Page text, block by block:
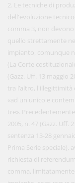
2. Le tecniche di
dell'evoluzione
comma 3, non
quello strettamente
impianto, comunque
(La Corte
(Gazz. Uff. 13 maggio
tra l’altro,
«ad un unico e
tre».
2005, n. 47 (Gazz. Uff.
sentenza 13-28
Prima Serie speciale),
richiesta di
comma,